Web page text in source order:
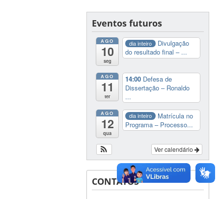
Eventos futuros
AGO
10
seg
dia inteiro
Divulgação
do resultado final – ...
AGO
11
ter
14:00 Defesa de
Dissertação – Ronaldo
...
AGO
12
qua
dia inteiro
Matrícula no
Programa – Processo...
Ver calendário
CONTATOS